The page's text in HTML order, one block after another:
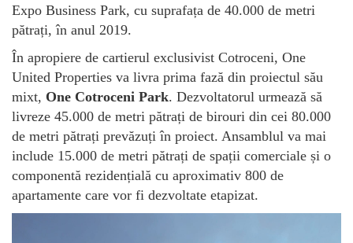
Expo Business Park, cu suprafața de 40.000 de metri
pătrați, în anul 2019.
În apropiere de cartierul exclusivist Cotroceni, One
United Properties va livra prima fază din proiectul său
mixt, One Cotroceni Park. Dezvoltatorul urmează să
livreze 45.000 de metri pătrați de birouri din cei 80.000
de metri pătrați prevăzuți în proiect. Ansamblul va mai
include 15.000 de metri pătrați de spații comerciale și o
componentă rezidențială cu aproximativ 800 de
apartamente care vor fi dezvoltate etapizat.